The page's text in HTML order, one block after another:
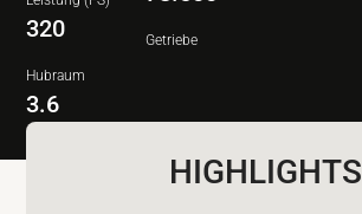
320
Hubraum
3.6
Getriebe
HIGHLIGHTS